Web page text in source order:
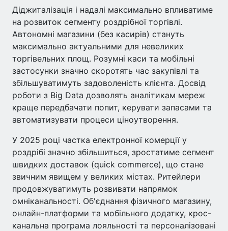
Діджиталізація і надалі максимально впливатиме
на розвиток сегменту роздрібної торгівлі.
Автономні магазини (без касирів) стануть
максимально актуальними для невеликих
торгівельних площ. Розумні каси та мобільні
застосунки значно скоротять час закупівлі та
збільшуватимуть задоволеність клієнта. Досвід
роботи з Big Data дозволять аналітикам мереж
краще передбачати попит, керувати запасами та
автоматизувати процеси ціноутворення.
У 2025 році частка електронної комерції у
роздрібі значно збільшиться, зростатиме сегмент
швидких доставок (quick commerce), що стане
звичним явищем у великих містах. Ритейлери
продовжуватимуть розвивати напрямок
омніканальності. Об'єднання фізичного магазину,
онлайн-платформи та мобільного додатку, крос-
канальна програма лояльності та персоналізовані